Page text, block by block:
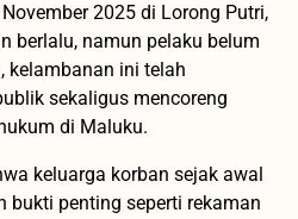
2025 di Lorong Putri,
berlalu, namun pelaku belum
kelambanan ini telah
sekaligus mencoreng
di Maluku.
keluarga korban sejak awal
bukti penting seperti rekaman